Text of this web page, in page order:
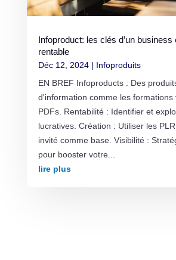
Infoproduct: les clés d’un business
rentable
Déc 12, 2024| Infoproduits
EN BREF Infoproducts : Des
d'information comme les formations
PDFs. Rentabilité : Identifier et
lucratives. Création : Utiliser les
invité comme base. Visibilité :
pour booster votre...
lire plus